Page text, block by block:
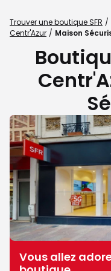
Trouver une boutique SFR
Centr'Azur
Maison
Vous allez